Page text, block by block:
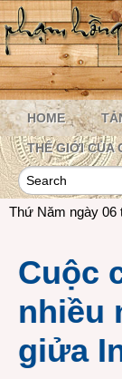
HOME
THẾ GIỚI CỦA
Thứ Năm ngày 06
Cuộc
nhiều
giửa